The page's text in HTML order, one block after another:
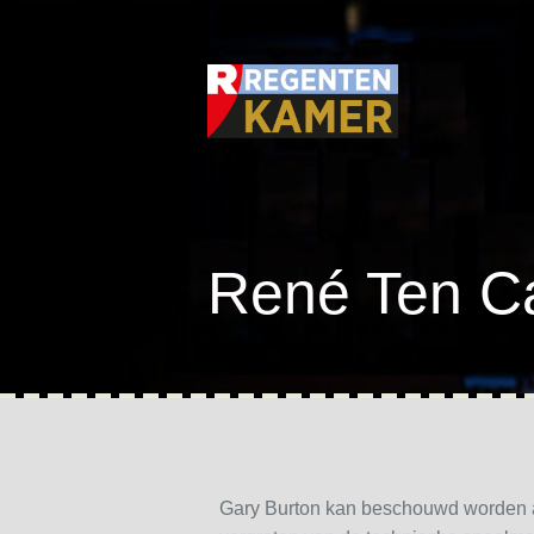
René Ten
Gary Burton kan beschouwd